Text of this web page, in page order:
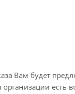
Вам будет
есть